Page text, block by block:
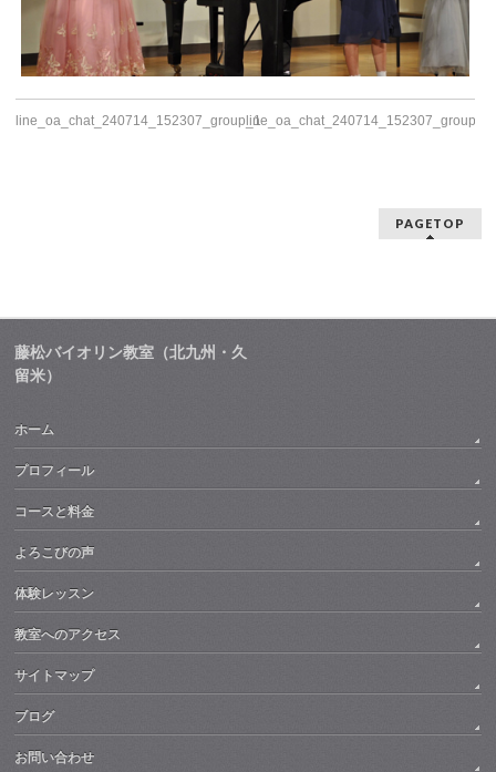
line_oa_chat_240714_152307_group_1line_oa_chat_240714_152307_group_3
PAGETOP
藤松バイオリン教室（北九州・久
留米）
ホーム
プロフィール
コースと料金
よろこびの声
体験レッスン
教室へのアクセス
サイトマップ
ブログ
お問い合わせ